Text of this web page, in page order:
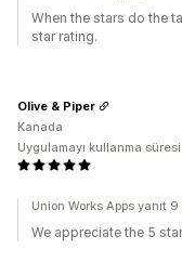
When the stars do the
star rating.
Olive & Piper
Kanada
Uygulamayı kullanma
Union Works Apps yanıt
We appreciate the 5